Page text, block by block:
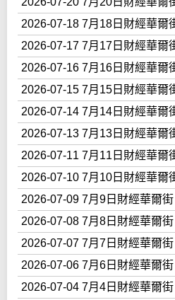
2026-07-18 7月18日財經華爾
2026-07-17 7月17日財經華爾
2026-07-16 7月16日財經華爾
2026-07-15 7月15日財經華爾
2026-07-14 7月14日財經華爾
2026-07-13 7月13日財經華爾
2026-07-11 7月11日財經華爾
2026-07-10 7月10日財經華爾
2026-07-09 7月9日財經華爾街
2026-07-08 7月8日財經華爾街
2026-07-07 7月7日財經華爾街
2026-07-06 7月6日財經華爾街
2026-07-04 7月4日財經華爾街